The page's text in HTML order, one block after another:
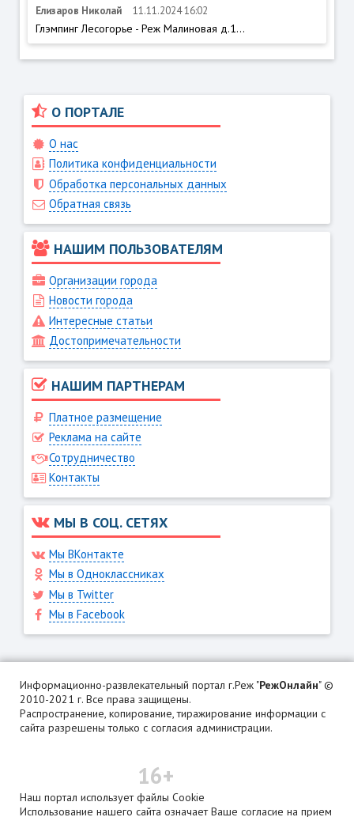
Елизаров Николай 11.11.2024 16:02
Глэмпинг Лесогорье - Реж Малиновая д.1...
О ПОРТАЛЕ
О нас
Политика конфиденциальности
Обработка персональных данных
Обратная связь
НАШИМ ПОЛЬЗОВАТЕЛЯМ
Организации города
Новости города
Интересные статьи
Достопримечательности
НАШИМ ПАРТНЕРАМ
Платное размещение
Реклама на сайте
Сотрудничество
Контакты
МЫ В СОЦ. СЕТЯХ
Мы ВКонтакте
Мы в Одноклассниках
Мы в Twitter
Мы в Facebook
Информационно-развлекательный портал г.Реж "РежОнлайн" ©
2010-2021 г. Все права защищены.
Распространение, копирование, тиражирование информации с
сайта разрешены только с согласия администрации.
16+
Наш портал использует файлы Cookie
Использование нашего сайта означает Ваше согласие на прием